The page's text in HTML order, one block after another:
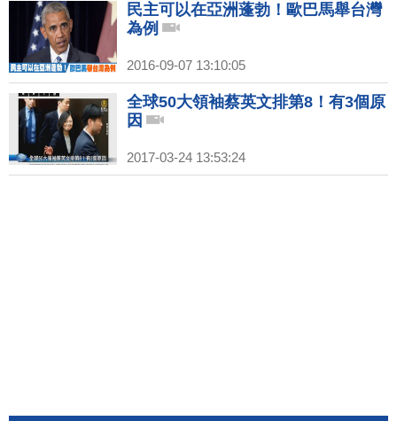
民主可以在亞洲蓬勃！歐巴馬舉台灣
為例
2016-09-07 13:10:05
全球50大領袖蔡英文排第8！有3個原
因
2017-03-24 13:53:24